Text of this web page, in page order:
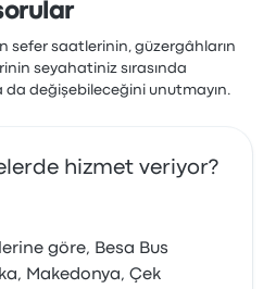
sefer saatlerinin, güzergâhların
seyahatiniz sırasında
değişebileceğini unutmayın.
hizmet veriyor?
göre, Besa Bus
Makedonya, Çek